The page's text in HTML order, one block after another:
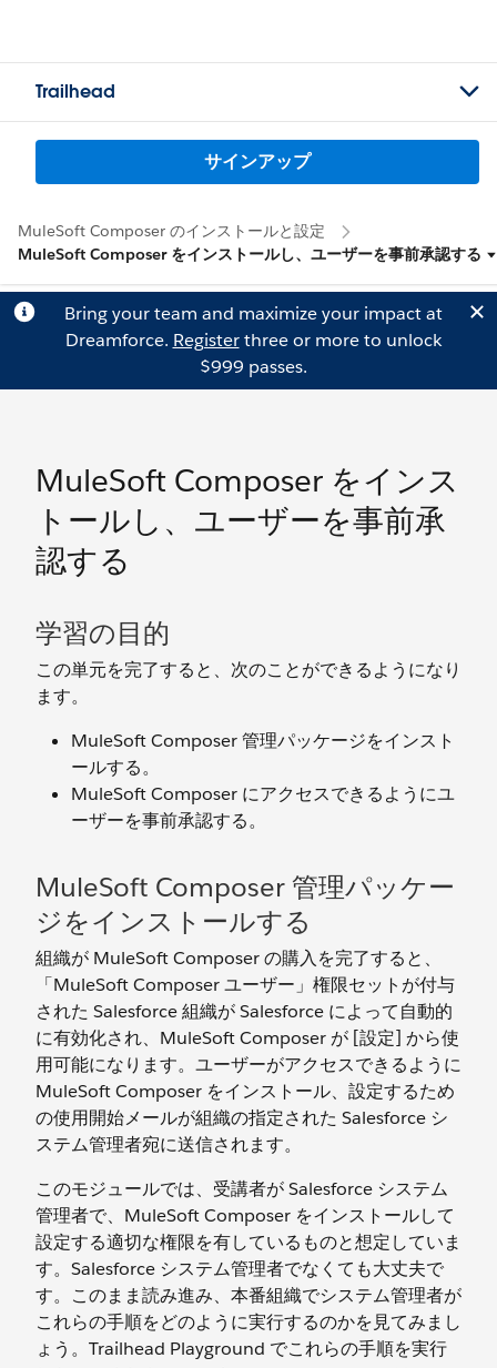
Trailhead
サインアップ
MuleSoft Composer のインストールと設定
MuleSoft Composer をインストールし、ユーザーを事前承認する
Bring your team and maximize your impact at
Dreamforce. Registerthree or more to unlock
$999 passes.
MuleSoft Composer をインス
トールし、ユーザーを事前承
認する
学習の目的
この単元を完了すると、次のことができるようになり
ます。
MuleSoft Composer 管理パッケージをインスト
ールする。
MuleSoft Composer にアクセスできるようにユ
ーザーを事前承認する。
MuleSoft Composer 管理パッケー
ジをインストールする
組織が MuleSoft Composer の購入を完了すると、
「MuleSoft Composer ユーザー」権限セットが付与
された Salesforce 組織が Salesforce によって自動的
に有効化され、MuleSoft Composer が [設定] から使
用可能になります。ユーザーがアクセスできるように
MuleSoft Composer をインストール、設定するため
の使用開始メールが組織の指定された Salesforce シ
ステム管理者宛に送信されます。
このモジュールでは、受講者が Salesforce システム
管理者で、MuleSoft Composer をインストールして
設定する適切な権限を有しているものと想定していま
す。Salesforce システム管理者でなくても大丈夫で
す。このまま読み進み、本番組織でシステム管理者が
これらの手順をどのように実行するのかを見てみまし
ょう。Trailhead Playground でこれらの手順を実行